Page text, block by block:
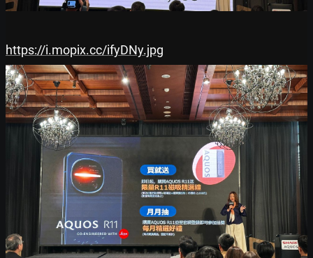
https://i.mopix.cc/ifyDNy.jpg